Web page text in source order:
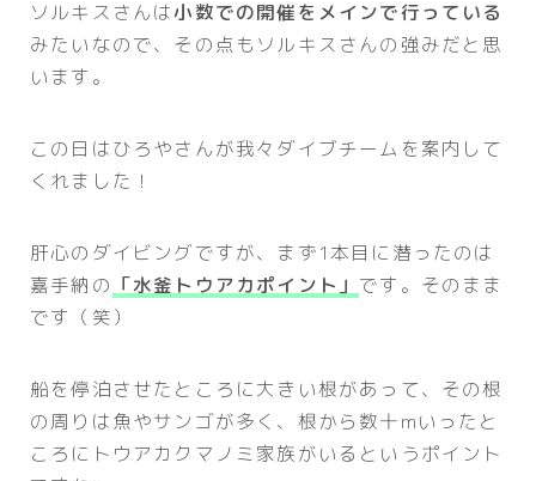
ソルキスさんは小数での開催をメインで行っている
みたいなので、その点もソルキスさんの強みだと思
います。
この日はひろやさんが我々ダイブチームを案内して
くれました！
肝心のダイビングですが、まず1本目に潜ったのは
嘉手納の 「水釜トウアカポイント」 です。そのまま
です（笑）
船を停泊させたところに大きい根があって、その根
の周りは魚やサンゴが多く、根から数十mいったと
ころにトウアカクマノミ家族がいるというポイント